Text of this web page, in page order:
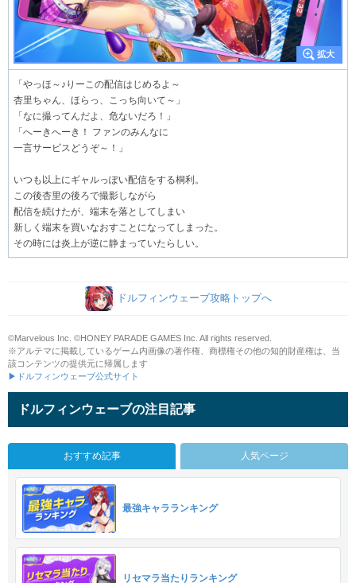
「やっほ～♪りーこの配信はじめるよ～
杏里ちゃん、ほらっ、こっち向いて～」
「なに撮ってんだよ、危ないだろ！」
「へーきへーき！ ファンのみんなに
一言サービスどうぞ～！」
いつも以上にギャルっぽい配信をする桐利。
この後杏里の後ろで撮影しながら
配信を続けたが、端末を落としてしまい
新しく端末を買いなおすことになってしまった。
その時には炎上が逆に静まっていたらしい。
ドルフィンウェーブ攻略トップへ
©Marvelous Inc. ©HONEY PARADE GAMES Inc. All rights reserved.
※アルテマに掲載しているゲーム内画像の著作権、商標権その他の知的財産権は、当
該コンテンツの提供元に帰属します
▶ドルフィンウェーブ公式サイト
ドルフィンウェーブの注目記事
おすすめ記事 人気ページ
最強キャラランキング
リセマラ当たりランキング